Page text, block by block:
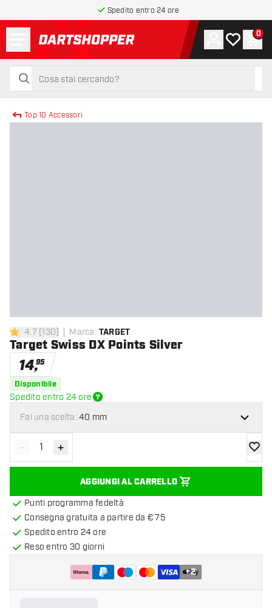
Spedito entro 24 ore
torna alla home page
cerca
cerca
Account
La mia0
Top 10 Accessori
4.7 stelle di valutazione
4.7 [130] Marca: TARGET
Target Swiss DX Points Silver
14,95
Disponibile
Spedito entro 24 ore
Fai una scelta: 40 mm
Diminuisci quantità
- Aumenta quantità
+
AGGIUNGI AL CARRELLO
Punti programma fedeltà
Consegna gratuita a partire da € 75
Spedito entro 24 ore
Reso entro 30 giorni
+2